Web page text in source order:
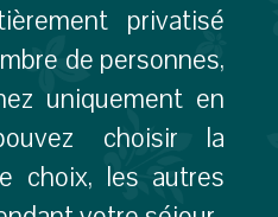
privatisé
de personnes,
uniquement en
choisir la
choix, les autres